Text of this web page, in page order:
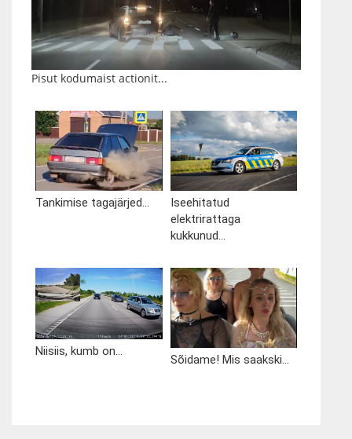
Pisut kodumaist actionit...
Tankimise tagajärjed...
Iseehitatud
elektrirattaga
kukkunud...
Niisiis, kumb on...
Sõidame! Mis saakski...